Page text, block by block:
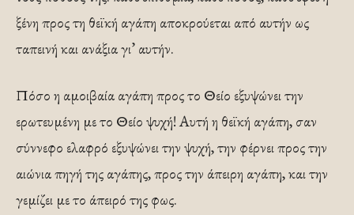
ξένη προς τη θεϊκή αγάπη αποκρούεται από αυτήν ως
ταπεινή και ανάξια γι’ αυτήν.
Πόσο η αμοιβαία αγάπη προς το Θείο εξυψώνει την
ερωτευμένη με το Θείο ψυχή! Αυτή η θεϊκή αγάπη, σαν
σύννεφο ελαφρό εξυψώνει την ψυχή, την φέρνει προς την
αιώνια πηγή της αγάπης, προς την άπειρη αγάπη, και την
γεμίζει με το άπειρό της φως.